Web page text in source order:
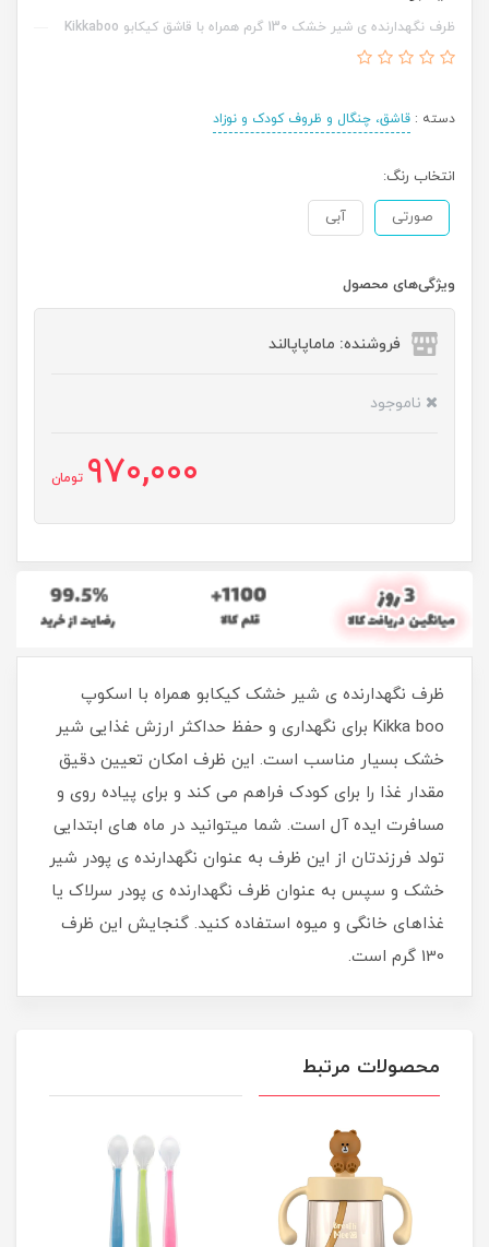
ظرف نگهدارنده ی شیر خشک 130 گرم همراه با قاشق کیکابو Kikkaboo
دسته : قاشق، چنگال و ظروف کودک و نوزاد
انتخاب رنگ:
صورتی آبی
ویژگی‌های محصول
فروشنده: ماماپاپالند
ناموجود
970,000 تومان
ظرف نگهدارنده ی شیر خشک کیکابو همراه با اسکوپ
Kikka boo برای نگهداری و حفظ حداکثر ارزش غذایی شیر
خشک بسیار مناسب است. این ظرف امکان تعیین دقیق
مقدار غذا را برای کودک فراهم می کند و برای پیاده روی و
مسافرت ایده آل است. شما میتوانید در ماه های ابتدایی
تولد فرزندتان از این ظرف به عنوان نگهدارنده ی پودر شیر
خشک و سپس به عنوان ظرف نگهدارنده ی پودر سرلاک یا
غذاهای خانگی و میوه استفاده کنید. گنجایش این ظرف
130 گرم است.
محصولات مرتبط